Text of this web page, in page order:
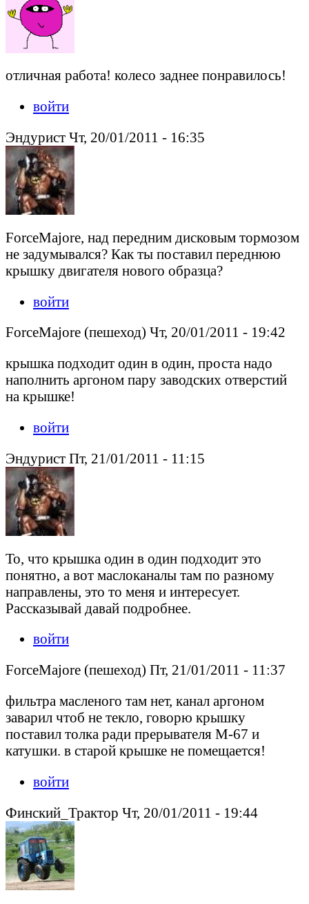
отличная работа! колесо заднее понравилось!
войти
Эндурист Чт, 20/01/2011 - 16:35
ForceMajore, над передним дисковым тормозом
не задумывался? Как ты поставил переднюю
крышку двигателя нового образца?
войти
ForceMajore (пешеход) Чт, 20/01/2011 - 19:42
крышка подходит один в один, проста надо
наполнить аргоном пару заводских отверстий
на крышке!
войти
Эндурист Пт, 21/01/2011 - 11:15
То, что крышка один в один подходит это
понятно, а вот маслоканалы там по разному
направлены, это то меня и интересует.
Рассказывай давай подробнее.
войти
ForceMajore (пешеход) Пт, 21/01/2011 - 11:37
фильтра масленого там нет, канал аргоном
заварил чтоб не текло, говорю крышку
поставил толка ради прерывателя М-67 и
катушки. в старой крышке не помещается!
войти
Финский_Трактор Чт, 20/01/2011 - 19:44